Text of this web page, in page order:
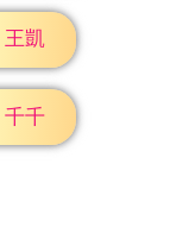
王凱
千千